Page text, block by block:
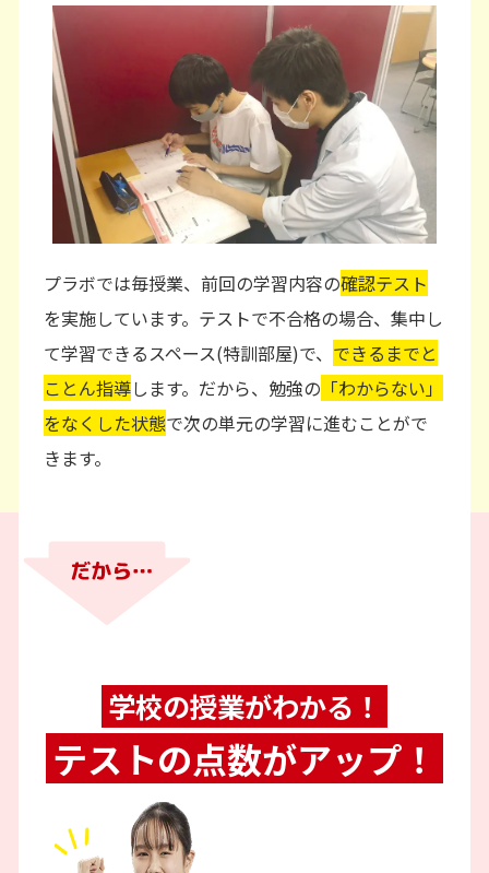
プラボでは毎授業、前回の学習内容の確認テスト
を実施しています。テストで不合格の場合、集中し
て学習できるスペース(特訓部屋)で、 できるまでと
ことん指導します。だから、勉強の 「わからない」
をなくした状態で次の単元の学習に進むことがで
きます。
学校の授業がわかる！
テストの点数がアップ！